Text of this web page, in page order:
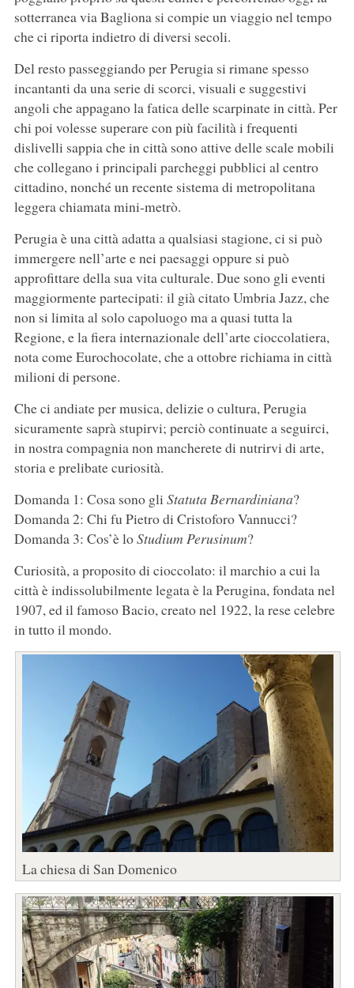
sotterranea via Bagliona si compie un viaggio nel tempo
che ci riporta indietro di diversi secoli.
Del resto passeggiando per Perugia si rimane spesso
incantanti da una serie di scorci, visuali e suggestivi
angoli che appagano la fatica delle scarpinate in città. Per
chi poi volesse superare con più facilità i frequenti
dislivelli sappia che in città sono attive delle scale mobili
che collegano i principali parcheggi pubblici al centro
cittadino, nonché un recente sistema di metropolitana
leggera chiamata mini-metrò.
Perugia è una città adatta a qualsiasi stagione, ci si può
immergere nell’arte e nei paesaggi oppure si può
approfittare della sua vita culturale. Due sono gli eventi
maggiormente partecipati: il già citato Umbria Jazz, che
non si limita al solo capoluogo ma a quasi tutta la
Regione, e la fiera internazionale dell’arte cioccolatiera,
nota come Eurochocolate, che a ottobre richiama in città
milioni di persone.
Che ci andiate per musica, delizie o cultura, Perugia
sicuramente saprà stupirvi; perciò continuate a seguirci,
in nostra compagnia non mancherete di nutrirvi di arte,
storia e prelibate curiosità.
Domanda 1: Cosa sono gli Statuta Bernardiniana?
Domanda 2: Chi fu Pietro di Cristoforo Vannucci?
Domanda 3: Cos’è loStudium Perusinum?
Curiosità, a proposito di cioccolato: il marchio a cui la
città è indissolubilmente legata è la Perugina, fondata nel
1907, ed il famoso Bacio, creato nel 1922, la rese celebre
in tutto il mondo.
La chiesa di San Domenico